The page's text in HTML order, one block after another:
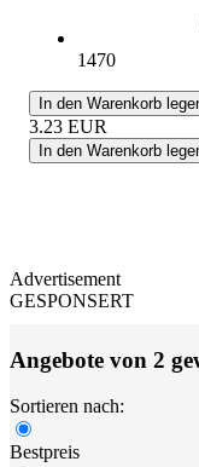
1470
In den Warenkorb
3.23 EUR
In den Warenkorb
Advertisement
GESPONSERT
Angebote von 2
Sortieren nach:
Bestpreis